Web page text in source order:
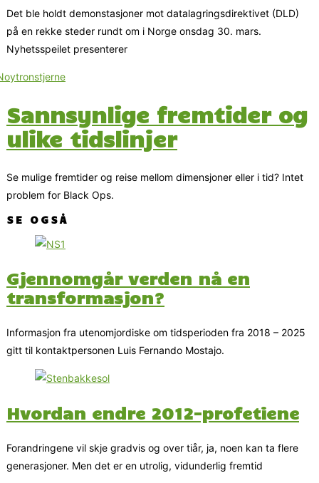
Det ble holdt demonstasjoner mot datalagringsdirektivet (DLD)
på en rekke steder rundt om i Norge onsdag 30. mars.
Nyhetsspeilet presenterer
Sannsynlige fremtider og
ulike tidslinjer
Se mulige fremtider og reise mellom dimensjoner eller i tid? Intet
problem for Black Ops.
SE OGSÅ
Gjennomgår verden nå en
transformasjon?
Informasjon fra utenomjordiske om tidsperioden fra 2018 – 2025
gitt til kontaktpersonen Luis Fernando Mostajo.
Hvordan endre 2012-profetiene
Forandringene vil skje gradvis og over tiår, ja, noen kan ta flere
generasjoner. Men det er en utrolig, vidunderlig fremtid